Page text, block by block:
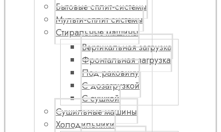
Бытовые сплит-системы
Мульти-сплит системы
Стиральные машины
Вертикальная загрузка
Фронтальная загрузка
Под раковину
С дозагрузкой
С сушкой
Сушильные машины
Холодильники